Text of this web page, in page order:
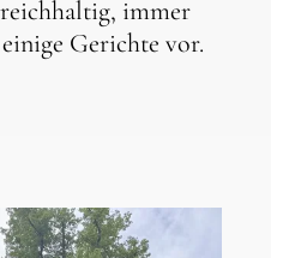
immer
Gerichte vor.